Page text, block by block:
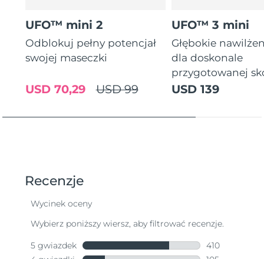
UFO™ mini 2
Odblokuj pełny potencjał
swojej maseczki
USD 99
USD 70,29
UFO™ 3 mini
Głębokie
dla doskonale
przygotowanej
USD 139